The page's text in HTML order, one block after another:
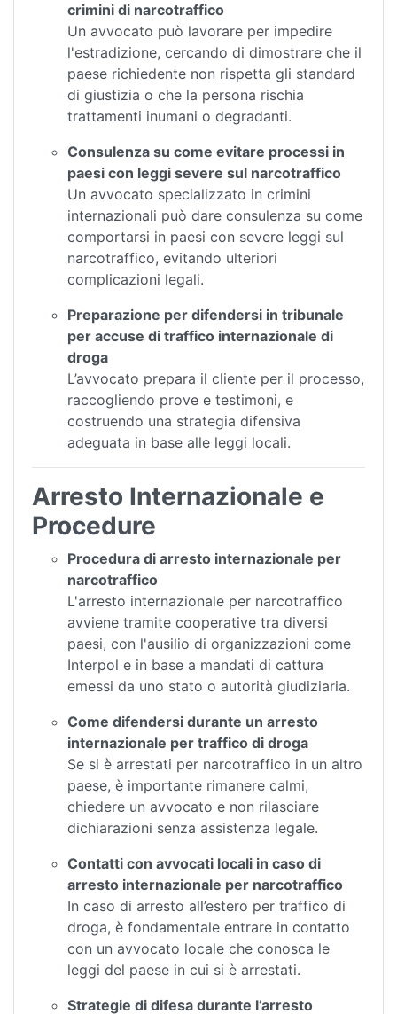
crimini di narcotraffico
Un avvocato può lavorare per impedire
l'estradizione, cercando di dimostrare che il
paese richiedente non rispetta gli standard
di giustizia o che la persona rischia
trattamenti inumani o degradanti.
Consulenza su come evitare processi in
paesi con leggi severe sul narcotraffico
Un avvocato specializzato in crimini
internazionali può dare consulenza su come
comportarsi in paesi con severe leggi sul
narcotraffico, evitando ulteriori
complicazioni legali.
Preparazione per difendersi in tribunale
per accuse di traffico internazionale di
droga
L’avvocato prepara il cliente per il processo,
raccogliendo prove e testimoni, e
costruendo una strategia difensiva
adeguata in base alle leggi locali.
Arresto Internazionale e
Procedure
Procedura di arresto internazionale per
narcotraffico
L'arresto internazionale per narcotraffico
avviene tramite cooperative tra diversi
paesi, con l'ausilio di organizzazioni come
Interpol e in base a mandati di cattura
emessi da uno stato o autorità giudiziaria.
Come difendersi durante un arresto
internazionale per traffico di droga
Se si è arrestati per narcotraffico in un altro
paese, è importante rimanere calmi,
chiedere un avvocato e non rilasciare
dichiarazioni senza assistenza legale.
Contatti con avvocati locali in caso di
arresto internazionale per narcotraffico
In caso di arresto all’estero per traffico di
droga, è fondamentale entrare in contatto
con un avvocato locale che conosca le
leggi del paese in cui si è arrestati.
Strategie di difesa durante l’arresto